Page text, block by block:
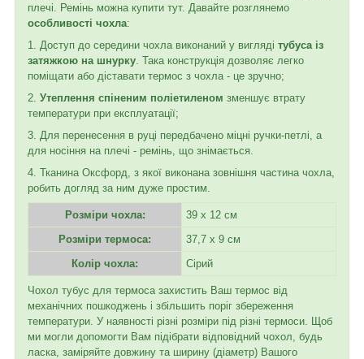
плечі. Ремінь можна купити тут. Давайте розглянемо
особливості чохла:
1. Доступ до середини чохла виконаний у вигляді тубуса із
затяжкою на шнурку . Така конструкція дозволяє легко
поміщати або діставати термос з чохла - це зручно;
2. Утеплення спіненим поліетиленом зменшує втрату
температури при експлуатації;
3. Для перенесення в руці передбачено міцні ручки-петлі, а
для носіння на плечі - ремінь, що знімається.
4. Тканина Оксфорд, з якої виконана зовнішня частина чохла,
робить догляд за ним дуже простим.
Розміри чохла:
39 х 12 см
Розміри термоса:
37,7 х 9 см
Колір чохла:
Сірий
Чохол тубус для термоса захистить Ваш термос від
механічних пошкоджень і збільшить поріг збереження
температури. У наявності різні розміри під різні термоси. Щоб
ми могли допомогти Вам підібрати відповідний чохол, будь
ласка, заміряйте довжину та ширину (діаметр) Вашого